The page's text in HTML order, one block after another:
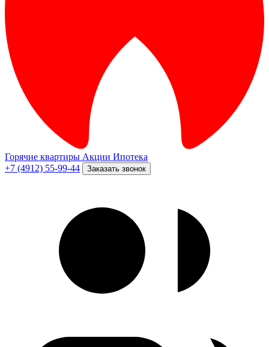
Горячие квартиры Акции Ипотека
+7 (4912) 55-99-44
Заказать звонок